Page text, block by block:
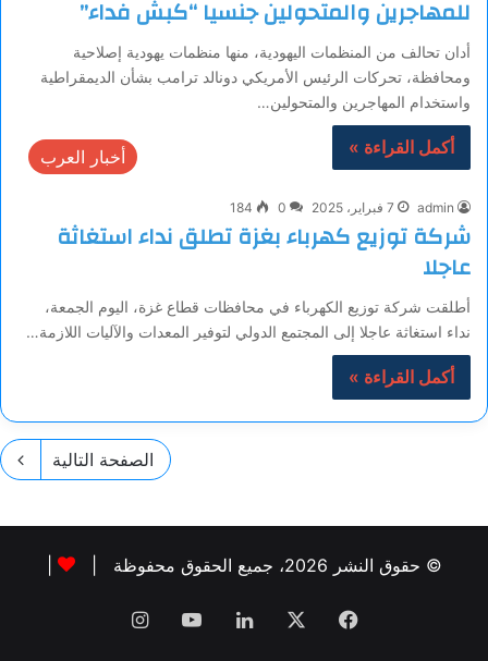
للمهاجرين والمتحولين جنسيا “كبش فداء”
أدان تحالف من المنظمات اليهودية، منها منظمات يهودية إصلاحية
ومحافظة، تحركات الرئيس الأمريكي دونالد ترامب بشأن الديمقراطية
واستخدام المهاجرين والمتحولين…
أكمل القراءة » أخبار العرب
admin 7 فبراير، 2025 0
184
شركة توزيع كهرباء بغزة تطلق نداء استغاثة
عاجلا
أطلقت شركة توزيع الكهرباء في محافظات قطاع غزة، اليوم الجمعة،
نداء استغاثة عاجلا إلى المجتمع الدولي لتوفير المعدات والآليات اللازمة…
أكمل القراءة »
الصفحة التالية
© حقوق النشر 2026، جميع الحقوق محفوظة |
فيسبوك لينكدإن‫YouTubeانستقرام